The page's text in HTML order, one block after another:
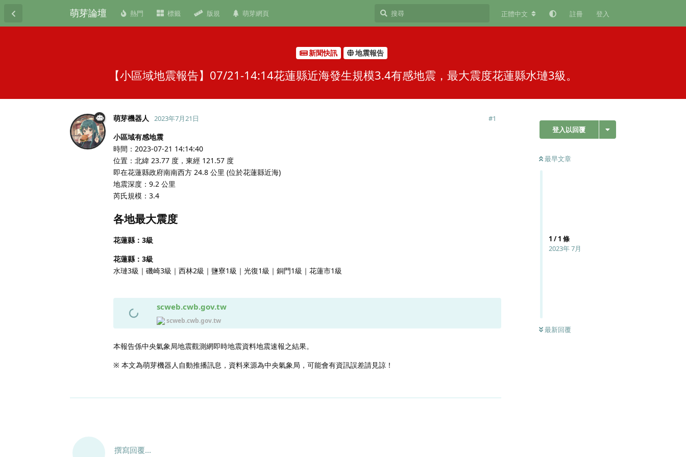
萌芽論壇 熱門 標籤 版規 萌芽網頁 正體中文 註冊 登入
新聞快訊 地震報告
【小區域地震報告】07/21-14:14花蓮縣近海發生規模3.4有感地震，最大震度花蓮縣水璉3級。
登入以回覆
最早文章
1 /1 條
2023年 7月
最新回覆
萌芽機器人 2023年7月21日 #1
小區域有感地震
時間：2023-07-21 14:14:40
位置：北緯 23.77 度，東經 121.57 度
即在花蓮縣政府南南西方 24.8 公里 (位於花蓮縣近海)
地震深度：9.2 公里
芮氏規模：3.4
各地最大震度
花蓮縣：3級
花蓮縣：3級
水璉3級｜磯崎3級｜西林2級｜鹽寮1級｜光復1級｜銅門1級｜花蓮市1級
scweb.cwb.gov.tw
scweb.cwb.gov.tw
本報告係中央氣象局地震觀測網即時地震資料地震速報之結果。
※ 本文為萌芽機器人自動推播訊息，資料來源為中央氣象局，可能會有資訊誤差請見諒！
撰寫回覆...